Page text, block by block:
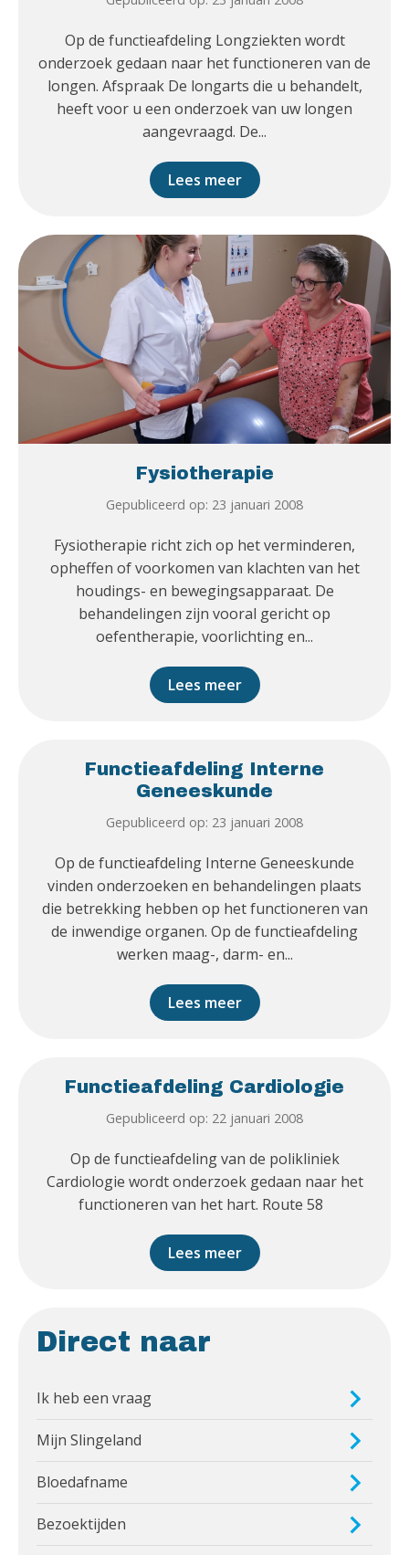
Op de functieafdeling Longziekten wordt
onderzoek gedaan naar het functioneren van de
longen. Afspraak De longarts die u behandelt,
heeft voor u een onderzoek van uw longen
aangevraagd. De...
Lees meer
Fysiotherapie
Gepubliceerd op: 23 januari 2008
Fysiotherapie richt zich op het verminderen,
opheffen of voorkomen van klachten van het
houdings- en bewegingsapparaat. De
behandelingen zijn vooral gericht op
oefentherapie, voorlichting en...
Lees meer
Functieafdeling Interne
Geneeskunde
Gepubliceerd op: 23 januari 2008
Op de functieafdeling Interne Geneeskunde
vinden onderzoeken en behandelingen plaats
die betrekking hebben op het functioneren van
de inwendige organen. Op de functieafdeling
werken maag-, darm- en...
Lees meer
Functieafdeling Cardiologie
Gepubliceerd op: 22 januari 2008
Op de functieafdeling van de polikliniek
Cardiologie wordt onderzoek gedaan naar het
functioneren van het hart. Route 58
Lees meer
Direct naar
Ik heb een vraag
Mijn Slingeland
Bloedafname
Bezoektijden